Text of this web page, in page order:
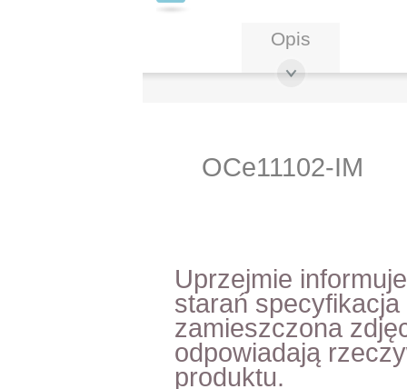
Opis
OCe11102-IM
Uprzejmie
starań
zamieszczona
odpowiadają
produktu.